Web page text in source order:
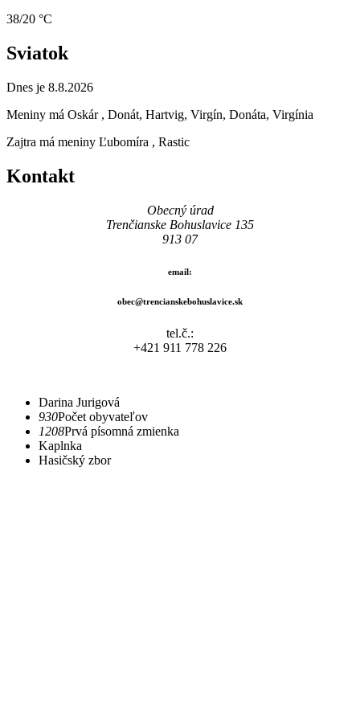
38/20 °C
Sviatok
Dnes je 8.8.2026
Meniny má Oskár , Donát, Hartvig, Virgín, Donáta, Virgínia
Zajtra má meniny Ľubomíra , Rastic
Kontakt
Obecný úrad
Trenčianske Bohuslavice 135
913 07
email:
obec@trencianskebohuslavice.sk
tel.č.:
+421 911 778 226
Darina Jurigová
930Počet obyvateľov
1208Prvá písomná zmienka
Kaplnka
Hasičský zbor